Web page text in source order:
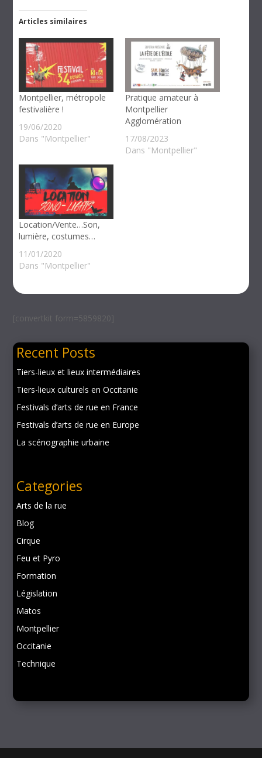
Articles similaires
Montpellier, métropole
festivalière !
19/06/2020
Dans "Montpellier"
Pratique amateur à
Montpellier
Agglomération
17/08/2023
Dans "Montpellier"
Location/Vente…Son,
lumière, costumes…
11/01/2020
Dans "Montpellier"
[convertkit form=5859820]
Recent Posts
Tiers-lieux et lieux intermédiaires
Tiers-lieux culturels en Occitanie
Festivals d’arts de rue en France
Festivals d’arts de rue en Europe
La scénographie urbaine
Categories
Arts de la rue
Blog
Cirque
Feu et Pyro
Formation
Législation
Matos
Montpellier
Occitanie
Technique